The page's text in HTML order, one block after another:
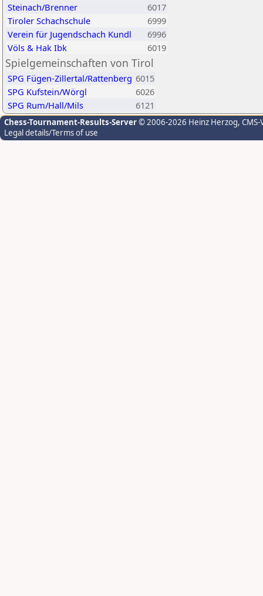
Steinach/Brenner
6017
Tiroler Schachschule
6999
Verein für Jugendschach Kundl
6996
Völs & Hak Ibk
6019
Spielgemeinschaften von Tirol
SPG Fügen-Zillertal/Rattenberg 6015
SPG Kufstein/Wörgl
6026
SPG Rum/Hall/Mils
6121
Chess-Tournament-Results-Server© 2006-2026 Heinz Herzog,
Legal details/Terms of use